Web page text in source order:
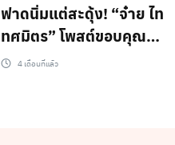
​ฟาดนิ่มแต่สะดุ้ง! “จ๋าย ไท
ทศมิตร” โพสต์ขอบคุณ
รัฐบาลมืออาชีพ ทำน้ำมัน
4 เดือนที่แล้ว